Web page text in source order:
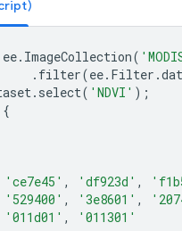
ee. ImageCollection(
. filter(ee. Filter .
. select( 'NDVI' );
{
'ce7e45' , 'df923d' ,
'529400' , '3e8601' ,
'011d01' ,
'011301'